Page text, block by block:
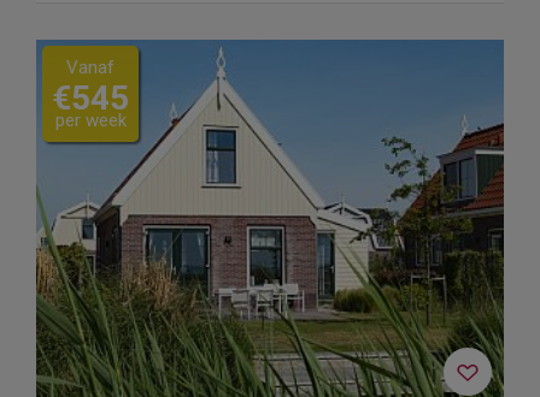
Vanaf
€545
per week